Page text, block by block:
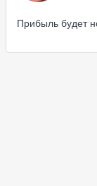
Прибыль будет